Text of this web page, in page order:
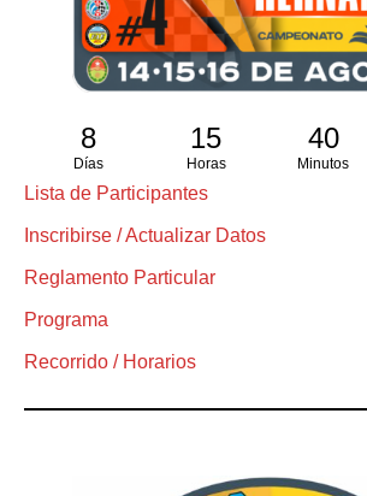
8
Días
15
Horas
40
Minutos
Lista de Participantes
Inscribirse / Actualizar Datos
Reglamento Particular
Programa
Recorrido / Horarios